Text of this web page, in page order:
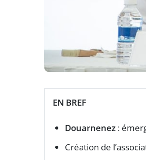
EN BREF
Douarnenez :
Création de